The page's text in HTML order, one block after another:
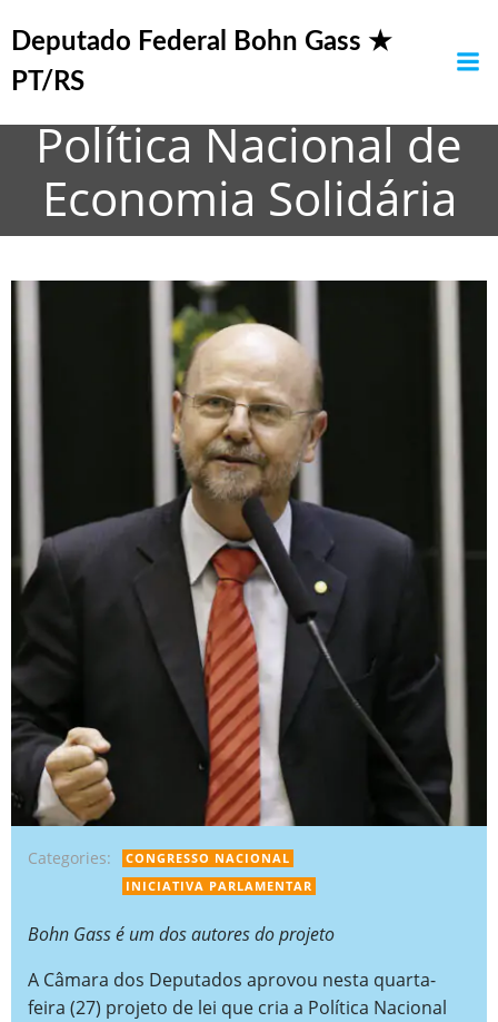
para
Deputado Federal Bohn Gass ★
PT/RS
Câmara aprova
projeto que cria a
Política Nacional de
Economia Solidária
Categories:
CONGRESSO NACIONAL
INICIATIVA PARLAMENTAR
Bohn Gass é um dos autores do projeto
A Câmara dos Deputados aprovou nesta quarta-
feira (27) projeto de lei que cria a Política Nacional